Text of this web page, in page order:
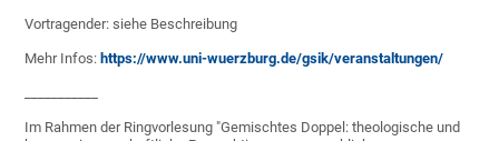
Vortragender: siehe Beschreibung
Mehr Infos: https://www.uni-wuerzburg.de/gsik/veranstaltungen/
Im Rahmen der Ringvorlesung "Gemischtes Doppel: theologische und